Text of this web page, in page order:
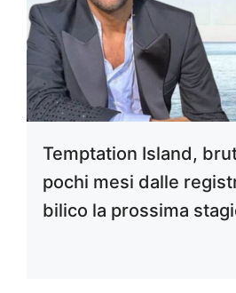
Temptation Island,
pochi mesi dalle
bilico la prossima